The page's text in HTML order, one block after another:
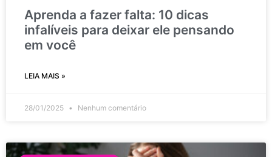
Aprenda a fazer falta: 10 dicas
infalíveis para deixar ele pensando
em você
LEIA MAIS »
28/01/2025 Nenhum comentário